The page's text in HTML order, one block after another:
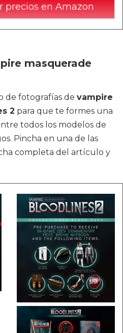
precios en Amazon
masquerade
de fotografías de vampire
2 para que te formes una
todos los modelos de
Pincha en una de las
completa del artículo y